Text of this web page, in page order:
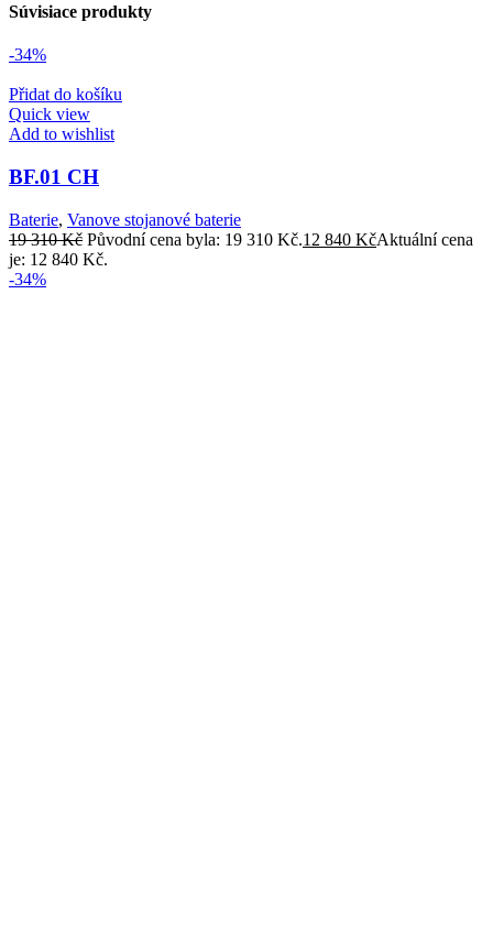
Súvisiace produkty
-34%
Přidat do košíku
Quick view
Add to wishlist
BF.01 CH
Baterie, Vanove stojanové baterie
19 310Kč Původní cena byla: 19 310 Kč.12 840 KčAktuální cena
je: 12 840 Kč.
-34%